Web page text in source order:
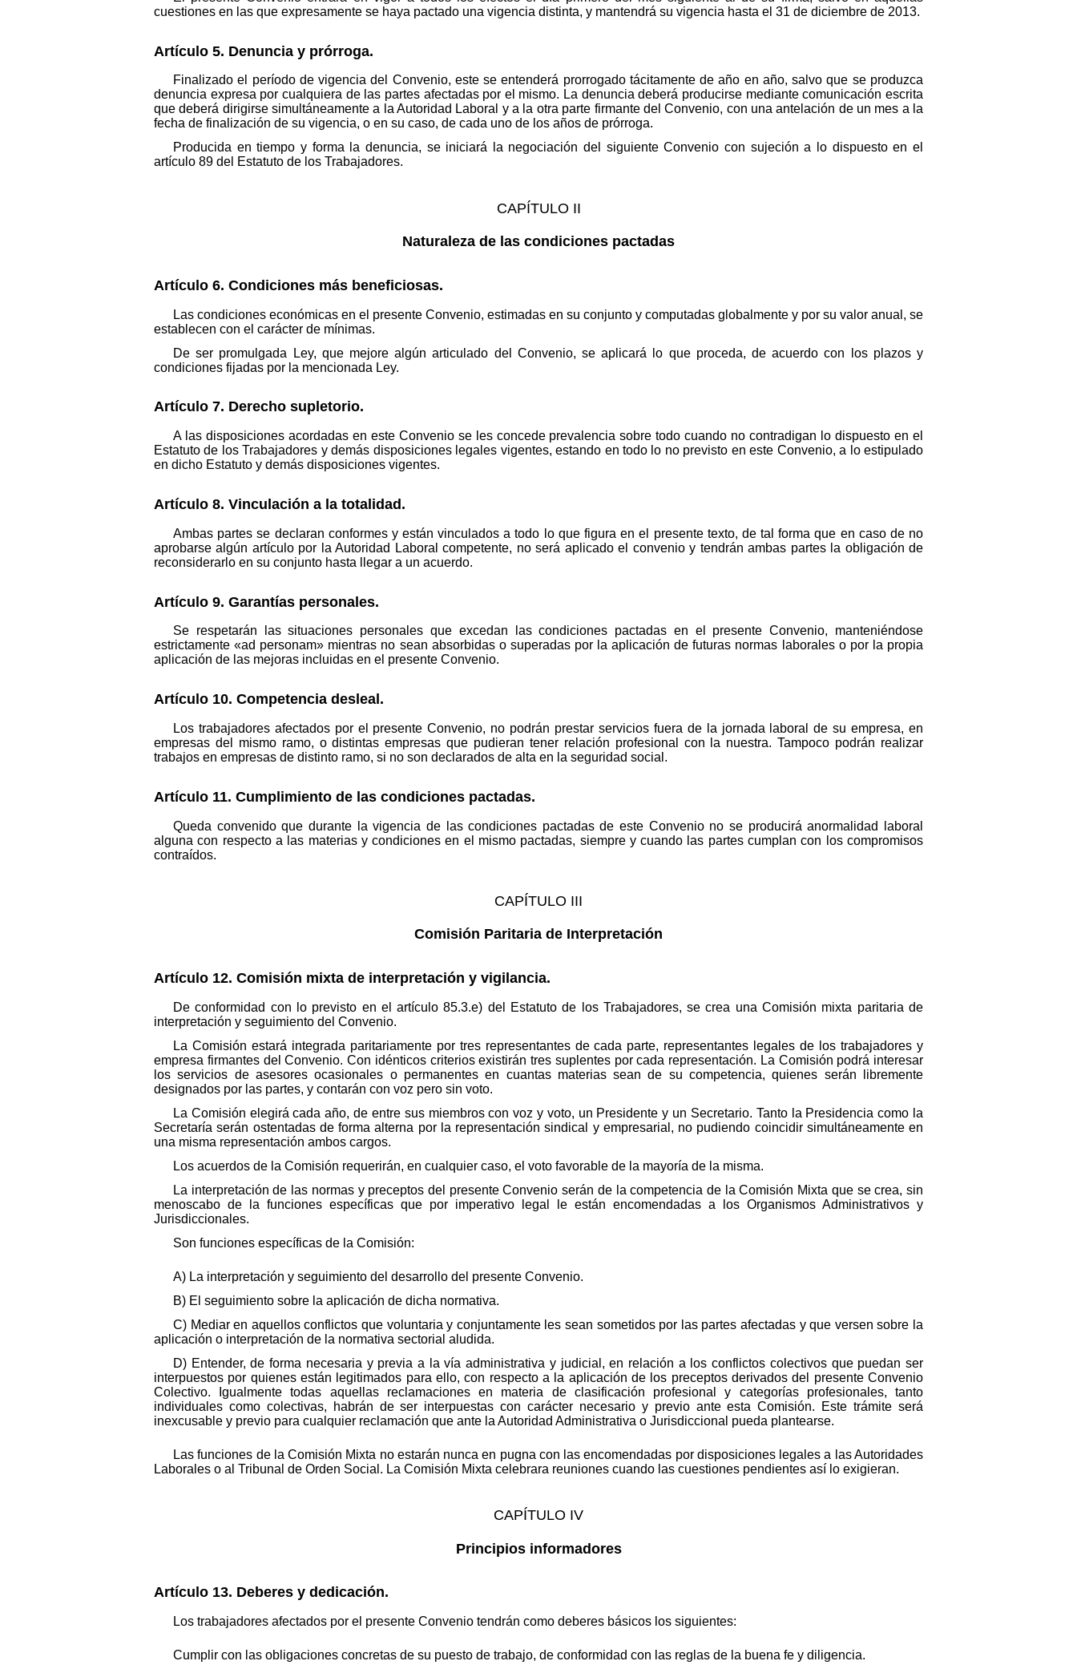
cuestiones en las que expresamente se haya pactado una vigencia distinta, y mantendrá su vigencia hasta el 31 de diciembre de 2013.
Artículo 5. Denuncia y prórroga.
Finalizado el período de vigencia del Convenio, este se entenderá prorrogado tácitamente de año en año, salvo que se produzca
denuncia expresa por cualquiera de las partes afectadas por el mismo. La denuncia deberá producirse mediante comunicación escrita
que deberá dirigirse simultáneamente a la Autoridad Laboral y a la otra parte firmante del Convenio, con una antelación de un mes a la
fecha de finalización de su vigencia, o en su caso, de cada uno de los años de prórroga.
Producida en tiempo y forma la denuncia, se iniciará la negociación del siguiente Convenio con sujeción a lo dispuesto en el
artículo 89 del Estatuto de los Trabajadores.
CAPÍTULO II
Naturaleza de las condiciones pactadas
Artículo 6. Condiciones más beneficiosas.
Las condiciones económicas en el presente Convenio, estimadas en su conjunto y computadas globalmente y por su valor anual, se
establecen con el carácter de mínimas.
De ser promulgada Ley, que mejore algún articulado del Convenio, se aplicará lo que proceda, de acuerdo con los plazos y
condiciones fijadas por la mencionada Ley.
Artículo 7. Derecho supletorio.
A las disposiciones acordadas en este Convenio se les concede prevalencia sobre todo cuando no contradigan lo dispuesto en el
Estatuto de los Trabajadores y demás disposiciones legales vigentes, estando en todo lo no previsto en este Convenio, a lo estipulado
en dicho Estatuto y demás disposiciones vigentes.
Artículo 8. Vinculación a la totalidad.
Ambas partes se declaran conformes y están vinculados a todo lo que figura en el presente texto, de tal forma que en caso de no
aprobarse algún artículo por la Autoridad Laboral competente, no será aplicado el convenio y tendrán ambas partes la obligación de
reconsiderarlo en su conjunto hasta llegar a un acuerdo.
Artículo 9. Garantías personales.
Se respetarán las situaciones personales que excedan las condiciones pactadas en el presente Convenio, manteniéndose
estrictamente «ad personam» mientras no sean absorbidas o superadas por la aplicación de futuras normas laborales o por la propia
aplicación de las mejoras incluidas en el presente Convenio.
Artículo 10. Competencia desleal.
Los trabajadores afectados por el presente Convenio, no podrán prestar servicios fuera de la jornada laboral de su empresa, en
empresas del mismo ramo, o distintas empresas que pudieran tener relación profesional con la nuestra. Tampoco podrán realizar
trabajos en empresas de distinto ramo, si no son declarados de alta en la seguridad social.
Artículo 11. Cumplimiento de las condiciones pactadas.
Queda convenido que durante la vigencia de las condiciones pactadas de este Convenio no se producirá anormalidad laboral
alguna con respecto a las materias y condiciones en el mismo pactadas, siempre y cuando las partes cumplan con los compromisos
contraídos.
CAPÍTULO III
Comisión Paritaria de Interpretación
Artículo 12. Comisión mixta de interpretación y vigilancia.
De conformidad con lo previsto en el artículo 85.3.e) del Estatuto de los Trabajadores, se crea una Comisión mixta paritaria de
interpretación y seguimiento del Convenio.
La Comisión estará integrada paritariamente por tres representantes de cada parte, representantes legales de los trabajadores y
empresa firmantes del Convenio. Con idénticos criterios existirán tres suplentes por cada representación. La Comisión podrá interesar
los servicios de asesores ocasionales o permanentes en cuantas materias sean de su competencia, quienes serán libremente
designados por las partes, y contarán con voz pero sin voto.
La Comisión elegirá cada año, de entre sus miembros con voz y voto, un Presidente y un Secretario. Tanto la Presidencia como la
Secretaría serán ostentadas de forma alterna por la representación sindical y empresarial, no pudiendo coincidir simultáneamente en
una misma representación ambos cargos.
Los acuerdos de la Comisión requerirán, en cualquier caso, el voto favorable de la mayoría de la misma.
La interpretación de las normas y preceptos del presente Convenio serán de la competencia de la Comisión Mixta que se crea, sin
menoscabo de la funciones específicas que por imperativo legal le están encomendadas a los Organismos Administrativos y
Jurisdiccionales.
Son funciones específicas de la Comisión:
A) La interpretación y seguimiento del desarrollo del presente Convenio.
B) El seguimiento sobre la aplicación de dicha normativa.
C) Mediar en aquellos conflictos que voluntaria y conjuntamente les sean sometidos por las partes afectadas y que versen sobre la
aplicación o interpretación de la normativa sectorial aludida.
D) Entender, de forma necesaria y previa a la vía administrativa y judicial, en relación a los conflictos colectivos que puedan ser
interpuestos por quienes están legitimados para ello, con respecto a la aplicación de los preceptos derivados del presente Convenio
Colectivo. Igualmente todas aquellas reclamaciones en materia de clasificación profesional y categorías profesionales, tanto
individuales como colectivas, habrán de ser interpuestas con carácter necesario y previo ante esta Comisión. Este trámite será
inexcusable y previo para cualquier reclamación que ante la Autoridad Administrativa o Jurisdiccional pueda plantearse.
Las funciones de la Comisión Mixta no estarán nunca en pugna con las encomendadas por disposiciones legales a las Autoridades
Laborales o al Tribunal de Orden Social. La Comisión Mixta celebrara reuniones cuando las cuestiones pendientes así lo exigieran.
CAPÍTULO IV
Principios informadores
Artículo 13. Deberes y dedicación.
Los trabajadores afectados por el presente Convenio tendrán como deberes básicos los siguientes:
Cumplir con las obligaciones concretas de su puesto de trabajo, de conformidad con las reglas de la buena fe y diligencia.